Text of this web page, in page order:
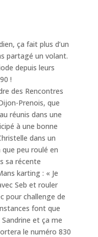
ça fait plus d’un
partagé un volant.
depuis leurs
!
des Rencontres
Prenois, que
réunis dans une
à une bonne
dans un
que peu roulé en
sa récente
karting : « Je
Seb et rouler
pour challenge de
font que
et ça me
le numéro 830